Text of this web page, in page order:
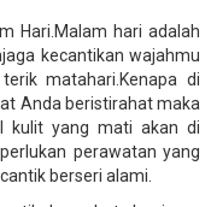
Hari.Malam hari adalah
kecantikan wajahmu
matahari.Kenapa di
Anda beristirahat maka
kulit yang mati akan di
perawatan yang
berseri alami.